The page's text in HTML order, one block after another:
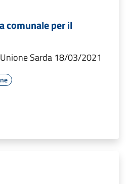
comunale per il
Sarda 18/03/2021